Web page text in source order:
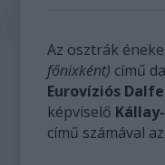
Az osztrák
főnixként) című
Eurovíziós
képviselő
című számával az